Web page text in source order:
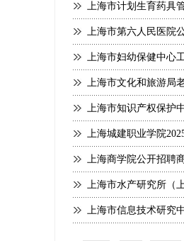
上海市计划生育药具
上海市第六人民医院
上海市妇幼保健中心
上海市文化和旅游局
上海市知识产权保护
上海城建职业学院
上海商学院公开招聘
上海市水产研究所（
上海市信息技术研究